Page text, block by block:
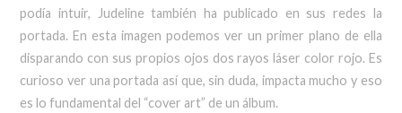
podía intuir, Judeline también ha publicado en sus redes la
portada. En esta imagen podemos ver un primer plano de ella
disparando con sus propios ojos dos rayos láser color rojo. Es
curioso ver una portada así que, sin duda, impacta mucho y eso
es lo fundamental del “cover art” de un álbum.